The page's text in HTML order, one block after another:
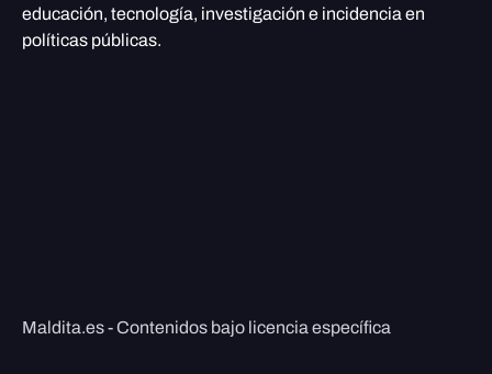
educación, tecnología, investigación e incidencia en
políticas públicas.
Maldita.es - Contenidos bajo licencia específica